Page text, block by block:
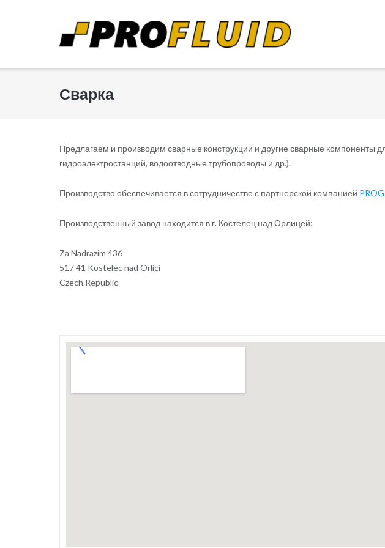
Сварка
Предлагаем и производим сварные конструкции и другие сварные компоненты
гидроэлектростанций, водоотводные трубопроводы и др.).
Производство обеспечивается в сотрудничестве с партнерской компанией
Производственный завод находится в г. Костелец над Орлицей:
Za Nadrazim 436
517 41 Kostelec nad Orlici
Czech Republic